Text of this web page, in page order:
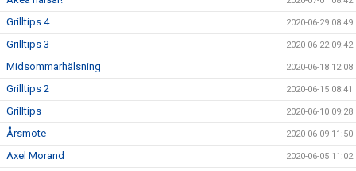
Grilltips 4 2020-06-29 08:49
Grilltips 3 2020-06-22 09:42
Midsommarhälsning 2020-06-18 12:08
Grilltips 2 2020-06-15 08:41
Grilltips 2020-06-10 09:28
Årsmöte 2020-06-09 11:50
Axel Morand 2020-06-05 11:02